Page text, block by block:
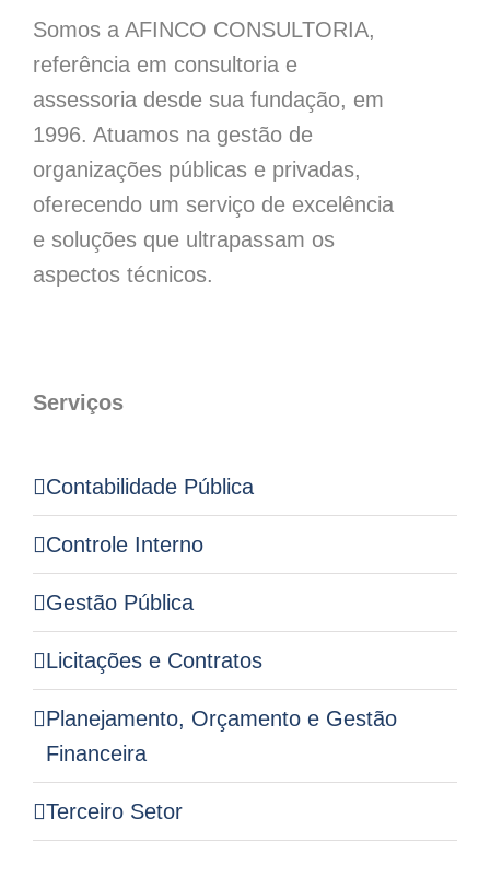
Somos a AFINCO CONSULTORIA,
referência em consultoria e
assessoria desde sua fundação, em
1996. Atuamos na gestão de
organizações públicas e privadas,
oferecendo um serviço de excelência
e soluções que ultrapassam os
aspectos técnicos.
Serviços
Contabilidade Pública
Controle Interno
Gestão Pública
Licitações e Contratos
Planejamento, Orçamento e Gestão
Financeira
Terceiro Setor